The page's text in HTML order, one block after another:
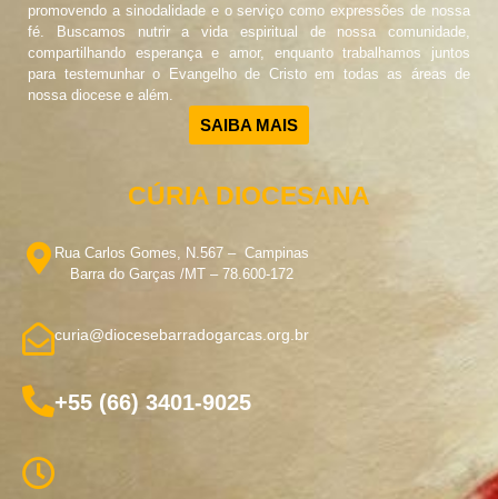
promovendo a sinodalidade e o serviço como expressões de nossa
fé. Buscamos nutrir a vida espiritual de nossa comunidade,
compartilhando esperança e amor, enquanto trabalhamos juntos
para testemunhar o Evangelho de Cristo em todas as áreas de
nossa diocese e além.
SAIBA MAIS
CÚRIA DIOCESANA
Rua Carlos Gomes, N.567 – Campinas
Barra do Garças /MT – 78.600-172
curia@diocesebarradogarcas.org.br
+55 (66) 3401-9025